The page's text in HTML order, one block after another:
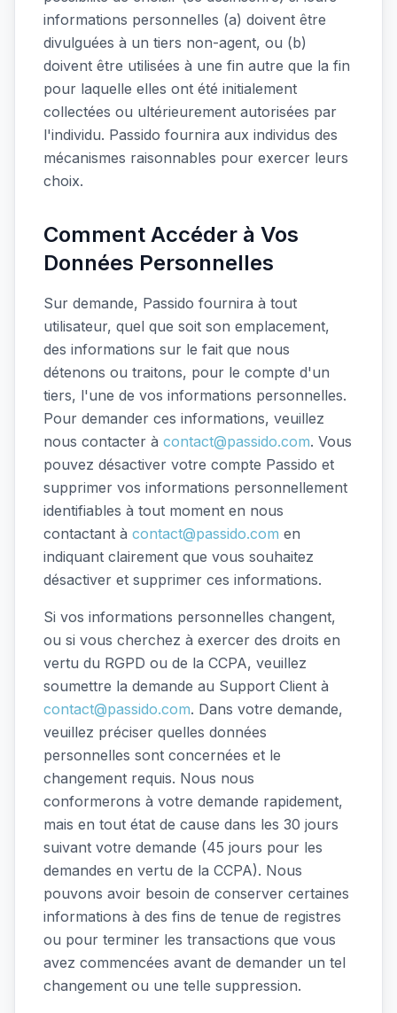
informations personnelles (a) doivent être
divulguées à un tiers non-agent, ou (b)
doivent être utilisées à une fin autre que la fin
pour laquelle elles ont été initialement
collectées ou ultérieurement autorisées par
l'individu. Passido fournira aux individus des
mécanismes raisonnables pour exercer leurs
choix.
Comment Accéder à Vos
Données Personnelles
Sur demande, Passido fournira à tout
utilisateur, quel que soit son emplacement,
des informations sur le fait que nous
détenons ou traitons, pour le compte d'un
tiers, l'une de vos informations personnelles.
Pour demander ces informations, veuillez
nous contacter à contact@passido.com. Vous
pouvez désactiver votre compte Passido et
supprimer vos informations personnellement
identifiables à tout moment en nous
contactant à contact@passido.com en
indiquant clairement que vous souhaitez
désactiver et supprimer ces informations.
Si vos informations personnelles changent,
ou si vous cherchez à exercer des droits en
vertu du RGPD ou de la CCPA, veuillez
soumettre la demande au Support Client à
contact@passido.com. Dans votre demande,
veuillez préciser quelles données
personnelles sont concernées et le
changement requis. Nous nous
conformerons à votre demande rapidement,
mais en tout état de cause dans les 30 jours
suivant votre demande (45 jours pour les
demandes en vertu de la CCPA). Nous
pouvons avoir besoin de conserver certaines
informations à des fins de tenue de registres
ou pour terminer les transactions que vous
avez commencées avant de demander un tel
changement ou une telle suppression.